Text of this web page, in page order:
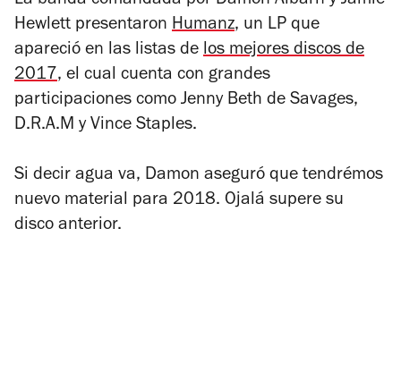
Hewlett presentaron Humanz, un LP que
apareció en las listas de los mejores discos de
2017, el cual cuenta con grandes
participaciones como Jenny Beth de Savages,
D.R.A.M y Vince Staples.
Si decir agua va, Damon aseguró que tendrémos
nuevo material para 2018. Ojalá supere su
disco anterior.